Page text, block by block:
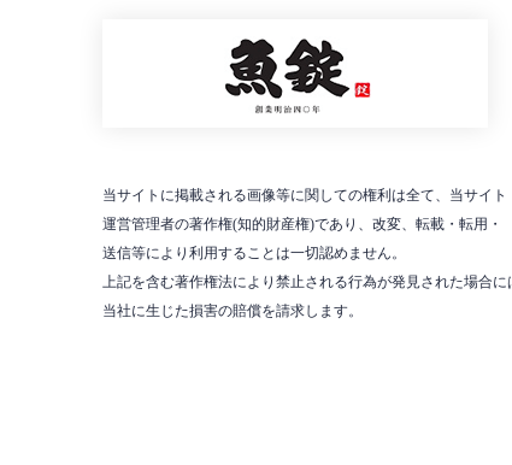
当サイトに掲載される画像等に関しての権利は全て、当サイト
運営管理者の著作権(知的財産権)であり、改変、転載・転用・
送信等により利用することは一切認めません。
上記を含む著作権法により禁止される行為が発見された場合に
当社に生じた損害の賠償を請求します。